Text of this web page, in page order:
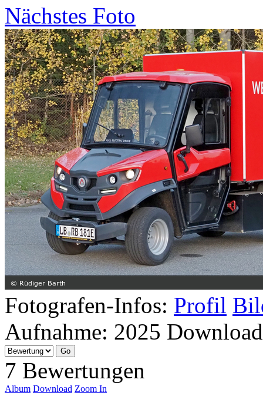
Nächstes Foto
Fotografen-Infos: Profil
Aufnahme: 2025
7 Bewertungen
Album Download Zoom In